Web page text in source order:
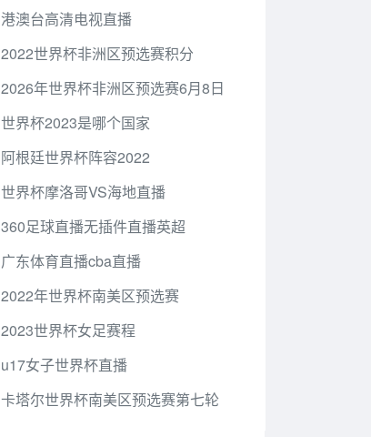
港澳台高清电视直播
2022世界杯非洲区预选赛积分
2026年世界杯非洲区预选赛6月8日
世界杯2023是哪个国家
阿根廷世界杯阵容2022
世界杯摩洛哥VS海地直播
360足球直播无插件直播英超
广东体育直播cba直播
2022年世界杯南美区预选赛
2023世界杯女足赛程
u17女子世界杯直播
卡塔尔世界杯南美区预选赛第七轮